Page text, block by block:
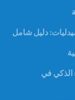
دليل شامل
الذكي في